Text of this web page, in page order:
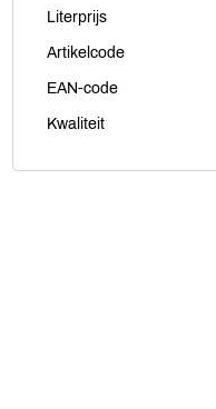
Literprijs
Artikelcode
EAN-code
Kwaliteit